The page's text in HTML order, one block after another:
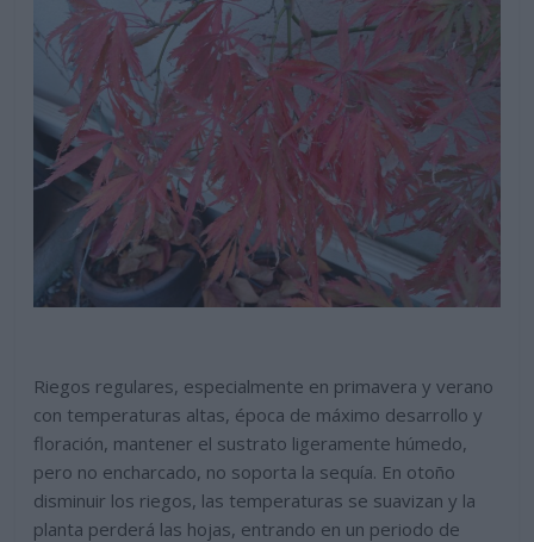
Riegos regulares, especialmente en primavera y verano
con temperaturas altas, época de máximo desarrollo y
floración, mantener el sustrato ligeramente húmedo,
pero no encharcado, no soporta la sequía. En otoño
disminuir los riegos, las temperaturas se suavizan y la
planta perderá las hojas, entrando en un periodo de